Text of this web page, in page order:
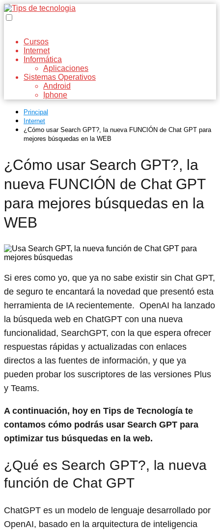
Cursos
Internet
Informática
Aplicaciones
Sistemas Operativos
Android
Iphone
Principal
Internet
¿Cómo usar Search GPT?, la nueva FUNCIÓN de Chat GPT para
mejores búsquedas en la WEB
¿Cómo usar Search GPT?, la
nueva FUNCIÓN de Chat GPT
para mejores búsquedas en la
WEB
Si eres como yo, que ya no sabe existir sin Chat GPT,
de seguro te encantará la novedad que presentó esta
herramienta de IA recientemente. OpenAI ha lanzado
la búsqueda web en ChatGPT con una nueva
funcionalidad, SearchGPT, con la que espera ofrecer
respuestas rápidas y actualizadas con enlaces
directos a las fuentes de información, y que ya
pueden probar los suscriptores de las versiones Plus
y Teams.
A continuación, hoy en Tips de Tecnología te
contamos cómo podrás usar Search GPT para
optimizar tus búsquedas en la web.
¿Qué es Search GPT?, la nueva
función de Chat GPT
ChatGPT es un modelo de lenguaje desarrollado por
OpenAI, basado en la arquitectura de inteligencia